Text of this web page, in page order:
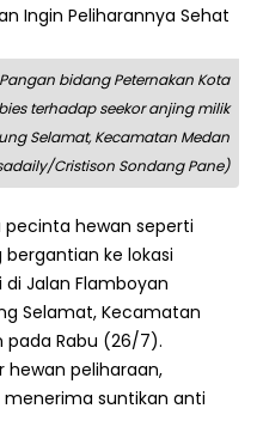
bidang Peternakan Kota
terhadap seekor anjing milik
Selamat, Kecamatan Medan
Cristison Sondang Pane)
pecinta hewan seperti
bergantian ke lokasi
di Jalan Flamboyan
Selamat, Kecamatan
pada Rabu (26/7).
hewan peliharaan,
suntikan anti